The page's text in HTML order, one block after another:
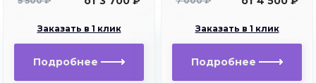
Заказать в 1 клик
Подробнее
Заказать в 1 клик
Подробнее